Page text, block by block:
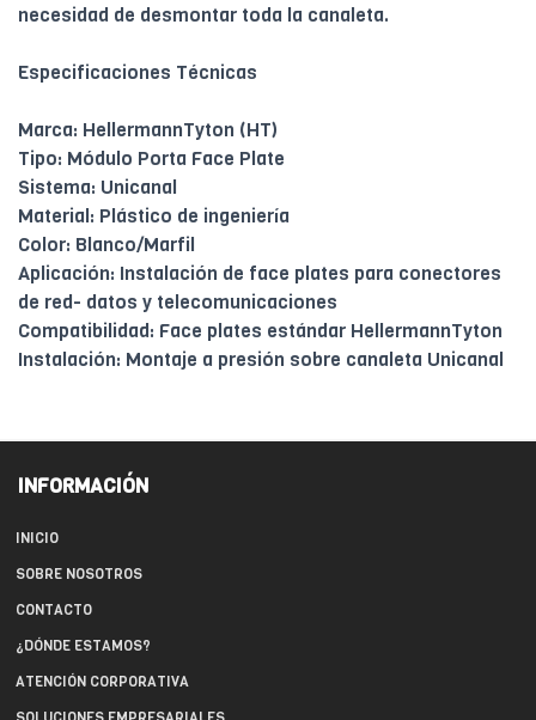
necesidad de desmontar toda la canaleta.
Especificaciones Técnicas
Marca: HellermannTyton (HT)
Tipo: Módulo Porta Face Plate
Sistema: Unicanal
Material: Plástico de ingeniería
Color: Blanco/Marfil
Aplicación: Instalación de face plates para conectores
de red- datos y telecomunicaciones
Compatibilidad: Face plates estándar HellermannTyton
Instalación: Montaje a presión sobre canaleta Unicanal
INFORMACIÓN
INICIO
SOBRE NOSOTROS
CONTACTO
¿DÓNDE ESTAMOS?
ATENCIÓN CORPORATIVA